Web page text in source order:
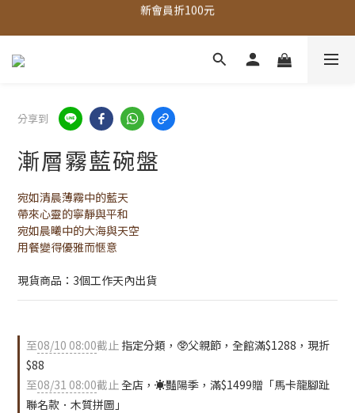
全館，滿888超取免運｜滿1500宅配免運
全館，滿888超取免運｜滿1500宅配免運
分享到
漸層霧藍碗盤
宛如清晨薄霧中的藍天
帶來心靈的寧靜與平和
宛如晨曦中的大海與天空
用餐變得優雅而愜意
現貨商品：3個工作天內出貨
至08/10 08:00截止 指定分類，🥸父親節，全館滿$1288，現折
$88
至08/31 08:00截止全店，☀️豔陽季，滿$1499贈「馬卡龍腳趾
聯名款．木質拼圖」